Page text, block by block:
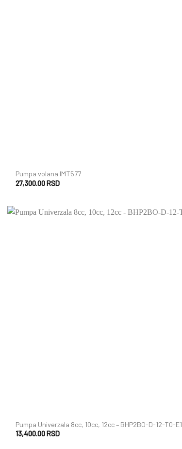
Pumpa volana IMT577
27,300.00RSD
Pumpa Univerzala 8cc, 10cc, 12cc – BHP2BO-D-12-T0-E1
13,400.00 RSD